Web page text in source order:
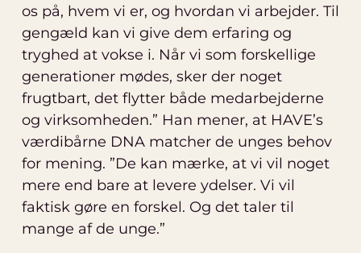
os på, hvem vi er, og hvordan vi arbejder. Til
gengæld kan vi give dem erfaring og
tryghed at vokse i. Når vi som forskellige
generationer mødes, sker der noget
frugtbart, det flytter både medarbejderne
og virksomheden.” Han mener, at HAVE’s
værdibårne DNA matcher de unges behov
for mening. ”De kan mærke, at vi vil noget
mere end bare at levere ydelser. Vi vil
faktisk gøre en forskel. Og det taler til
mange af de unge.”